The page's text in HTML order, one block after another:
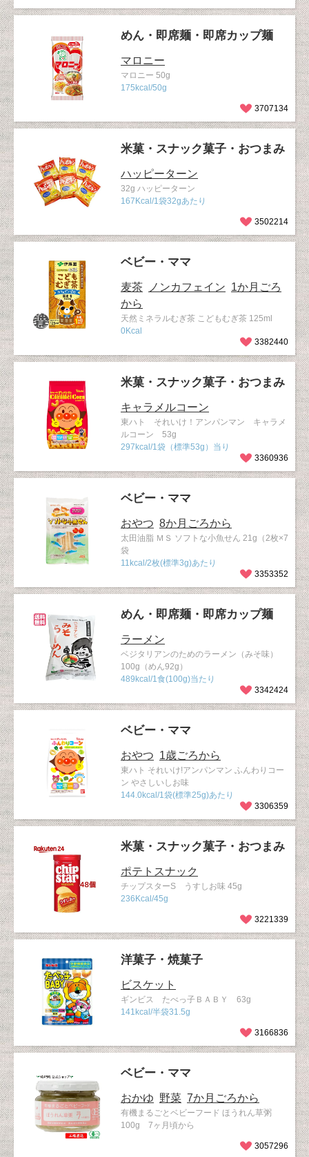
めん・即席麺・即席カップ麺
マロニー
マロニー 50g
175kcal/50g
3707134
米菓・スナック菓子・おつまみ
ハッピーターン
32g ハッピーターン
167Kcal/1袋32gあたり
3502214
ベビー・ママ
麦茶 ノンカフェイン 1か月ごろ
から
天然ミネラルむぎ茶 こどもむぎ茶 125ml
0Kcal
3382440
米菓・スナック菓子・おつまみ
キャラメルコーン
東ハト それいけ！アンパンマン キャラメ
ルコーン 53g
297kcal/1袋（標準53g）当り
3360936
ベビー・ママ
おやつ 8か月ごろから
太田油脂 ＭＳ ソフトな小魚せん 21g（2枚×7
袋
11kcal/2枚(標準3g)あたり
3353352
めん・即席麺・即席カップ麺
ラーメン
ベジタリアンのためのラーメン（みそ味）
100g（めん92g）
489kcal/1食(100g)当たり
3342424
ベビー・ママ
おやつ 1歳ごろから
東ハト それいけ!アンパンマン ふんわりコー
ン やさしいしお味
144.0kcal/1袋(標準25g)あたり
3306359
米菓・スナック菓子・おつまみ
ポテトスナック
チップスターS うすしお味 45g
236Kcal/45g
3221339
洋菓子・焼菓子
ビスケット
ギンビス たべっ子ＢＡＢＹ 63g
141kcal/半袋31.5g
3166836
ベビー・ママ
おかゆ 野菜 7か月ごろから
有機まるごとベビーフード ほうれん草粥
100g 7ヶ月頃から
3057296